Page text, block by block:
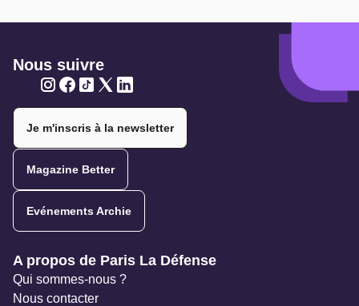
Nous suivre
Je m'inscris à la newsletter
Magazine Better
Evénements Archie
Navigation secondaire
A propos de Paris La Défense
Qui sommes-nous ?
Nous contacter